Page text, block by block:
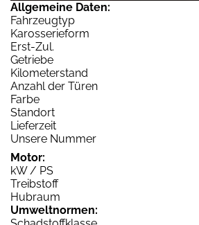
Allgemeine Daten:
Fahrzeugtyp
Karosserieform
Erst-Zul.
Getriebe
Kilometerstand
Anzahl der Türen
Farbe
Standort
Lieferzeit
Unsere Nummer
Motor:
kW / PS
Treibstoff
Hubraum
Umweltnormen: